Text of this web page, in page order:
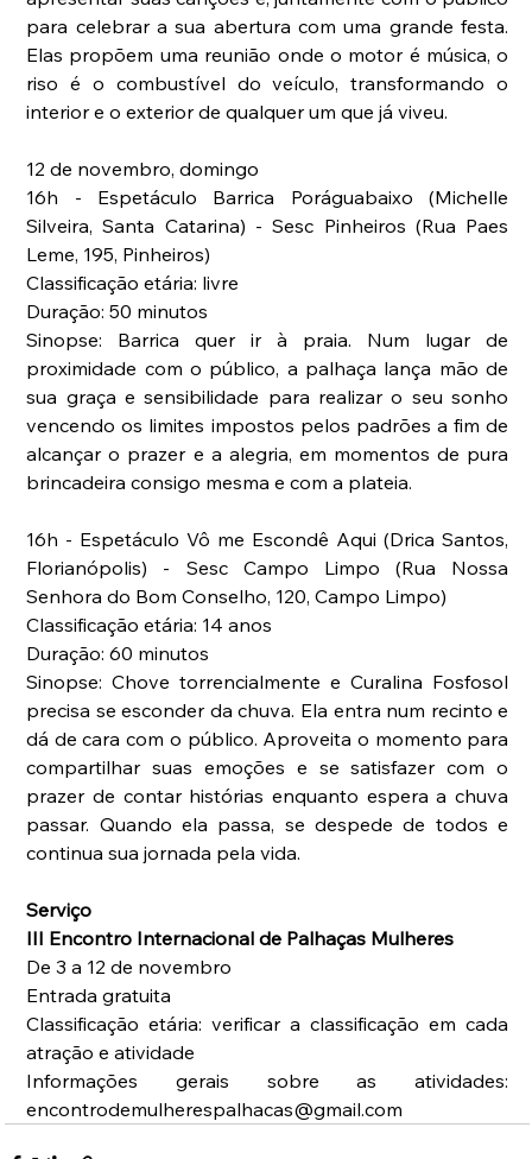
para celebrar a sua abertura com uma grande festa.
Elas propõem uma reunião onde o motor é música, o
riso é o combustível do veículo, transformando o
interior e o exterior de qualquer um que já viveu.
12 de novembro, domingo
16h - Espetáculo Barrica Poráguabaixo (Michelle
Silveira, Santa Catarina) - Sesc Pinheiros (Rua Paes
Leme, 195, Pinheiros)
Classificação etária: livre
Duração: 50 minutos
Sinopse: Barrica quer ir à praia. Num lugar de
proximidade com o público, a palhaça lança mão de
sua graça e sensibilidade para realizar o seu sonho
vencendo os limites impostos pelos padrões a fim de
alcançar o prazer e a alegria, em momentos de pura
brincadeira consigo mesma e com a plateia.
16h - Espetáculo Vô me Escondê Aqui (Drica Santos,
Florianópolis) - Sesc Campo Limpo (Rua Nossa
Senhora do Bom Conselho, 120, Campo Limpo)
Classificação etária: 14 anos
Duração: 60 minutos
Sinopse: Chove torrencialmente e Curalina Fosfosol
precisa se esconder da chuva. Ela entra num recinto e
dá de cara com o público. Aproveita o momento para
compartilhar suas emoções e se satisfazer com o
prazer de contar histórias enquanto espera a chuva
passar. Quando ela passa, se despede de todos e
continua sua jornada pela vida.
Serviço
III Encontro Internacional de Palhaças Mulheres
De 3 a 12 de novembro
Entrada gratuita
Classificação etária: verificar a classificação em cada
atração e atividade
Informações gerais sobre as atividades:
encontrodemulherespalhacas@gmail.com